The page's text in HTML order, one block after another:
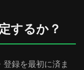
するか？
録を最初に済ま